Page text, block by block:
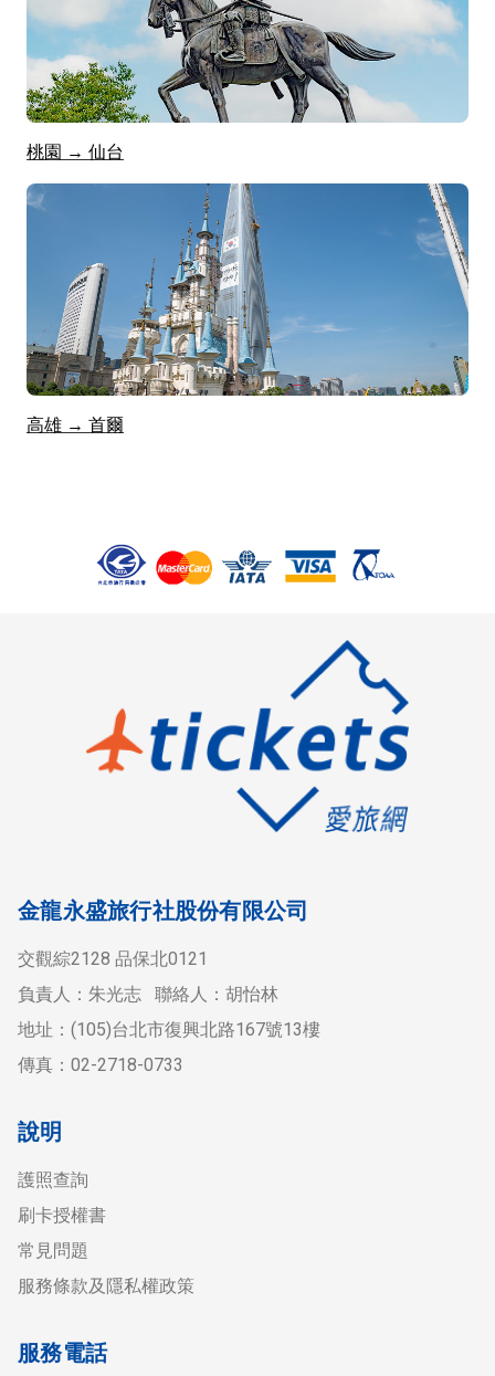
桃園 → 仙台
高雄 → 首爾
金龍永盛旅行社股份有限公司
交觀綜2128 品保北0121
負責人：朱光志 聯絡人：胡怡林
地址：(105)台北市復興北路167號13樓
傳真：02-2718-0733
說明
護照查詢
刷卡授權書
常見問題
服務條款及隱私權政策
服務電話